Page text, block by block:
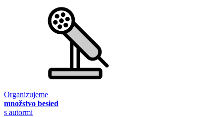
Organizujeme
množstvo besied
s autormi